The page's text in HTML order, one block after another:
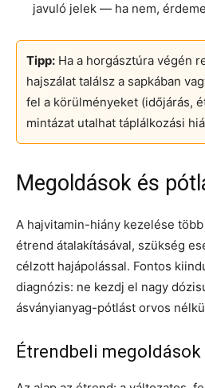
javuló jelek — ha nem,
Tipp: Ha a horgásztúra végén
hajszálat találsz a sapkában
fel a körülményeket (időjárás,
mintázat utalhat táplálkozási
Megoldások és
A hajvitamin-hiány kezelése
étrend átalakításával, szükség
célzott hajápolással. Fontos
diagnózis: ne kezdj el nagy
ásványianyag-pótlást orvos
Étrendbeli megoldások